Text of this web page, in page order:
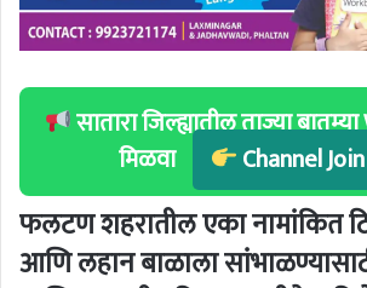
सातारा जिल्ह्यातील ताज्या
मिळवा
Channel
फलटण शहरातील एका नामांकित
आणि लहान बाळाला